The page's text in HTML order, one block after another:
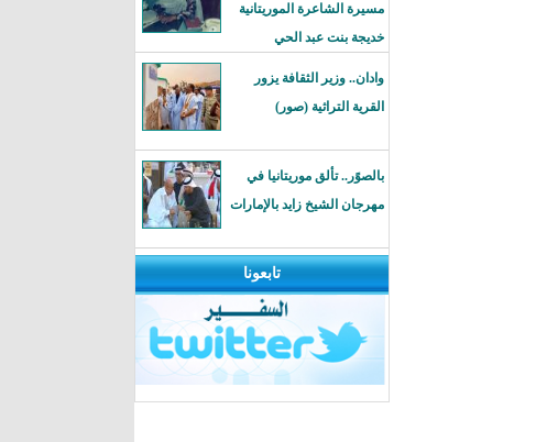
مسيرة الشاعرة الموريتانية
خديجة بنت عبد الحي
وادان.. وزير الثقافة يزور
القرية التراثية (صور)
بالصوًر.. تألق موريتانيا في
مهرجان الشيخ زايد بالإمارات
تابعونا